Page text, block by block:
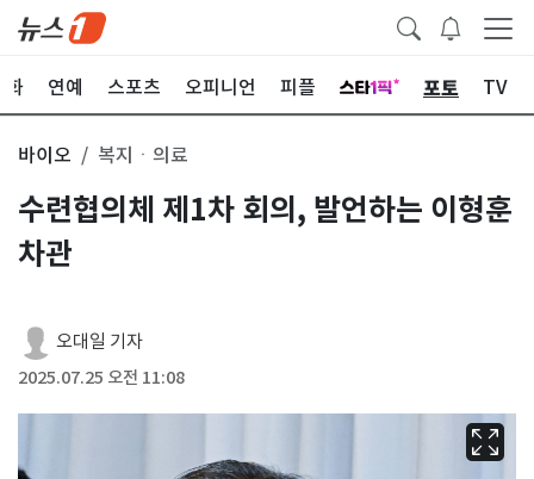
화 연예 스포츠 오피니언 피플 포토 TV
바이오 복지ㆍ의료
수련협의체 제1차 회의, 발언하는 이형훈
차관
오대일 기자
2025.07.25 오전 11:08